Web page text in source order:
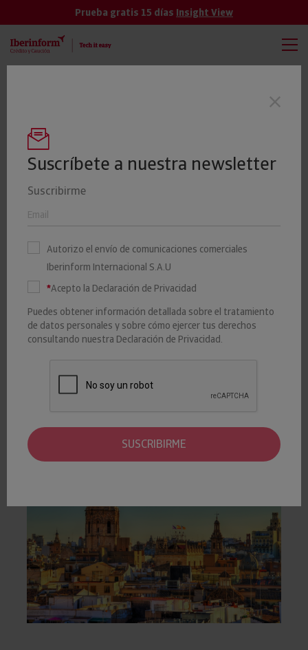
Prueba gratis 15 días Insight View
Últimas noticias
El 8,7% de las 5.000 mayores
empresas tiene su sede en la
Comunidad Valenciana
03 FEBRERO 2020
Iberinform
EMPRESAS0
Su facturación supone un 5,8% del total del Ranking de las
Valencia acumula el 57% de mayores empresas de la
Comunidad Autónoma
Suscríbete a nuestra newsletter
Suscribirme
Autorizo el envío de comunicaciones comerciales
Iberinform Internacional S.A.U
*Acepto la Declaración de Privacidad
Puedes obtener información detallada sobre el tratamiento
de datos personales y sobre cómo ejercer tus derechos
consultando nuestra Declaración de Privacidad.
SUSCRIBIRME